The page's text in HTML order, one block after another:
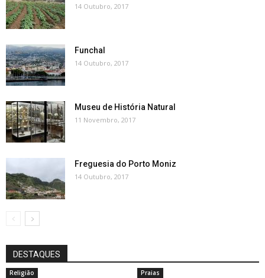
14 Outubro, 2017
Funchal
14 Outubro, 2017
Museu de História Natural
11 Novembro, 2017
Freguesia do Porto Moniz
14 Outubro, 2017
DESTAQUES
Religião Praias